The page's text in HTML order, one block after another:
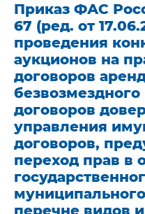
Приказ ФАС
67 (ред. от
проведения
аукционов на
договоров
договоров
управления
договоров,
переход прав в
перечне видов